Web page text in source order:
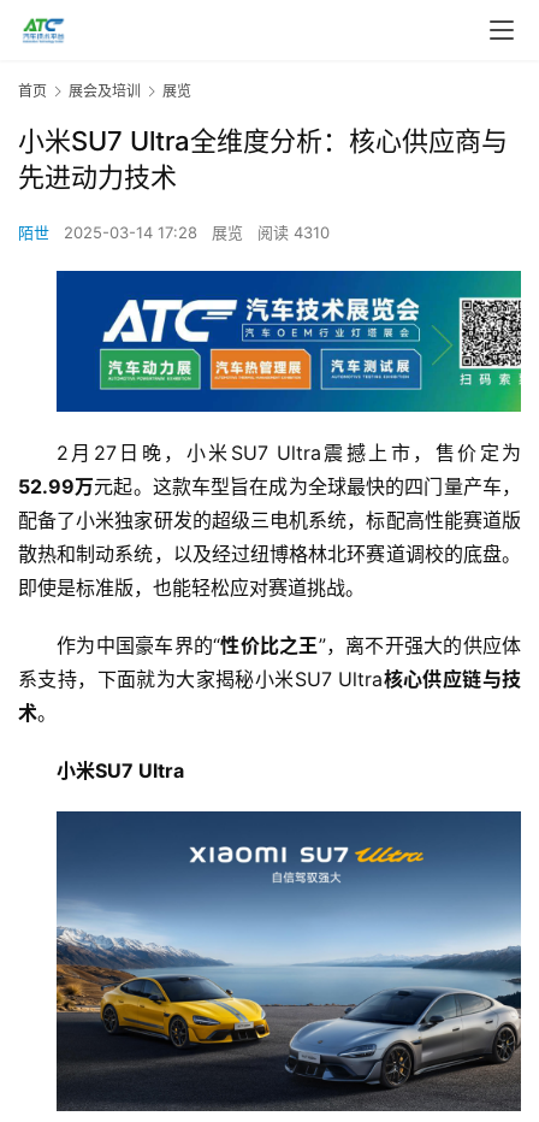
首页 展会及培训 展览
小米SU7 Ultra全维度分析：核心供应商与
先进动力技术
陌世 2025-03-14 17:28 展览 阅读 4310
2月27日晚，小米SU7 Ultra震撼上市，售价定为
52.99万元起。这款车型旨在成为全球最快的四门量产车，
配备了小米独家研发的超级三电机系统，标配高性能赛道版
散热和制动系统，以及经过纽博格林北环赛道调校的底盘。
即使是标准版，也能轻松应对赛道挑战。
作为中国豪车界的“性价比之王”，离不开强大的供应体
系支持，下面就为大家揭秘小米SU7 Ultra核心供应链与技
术。
小米SU7 Ultra